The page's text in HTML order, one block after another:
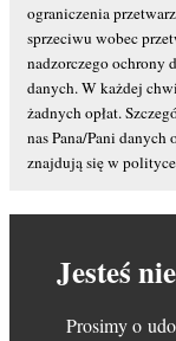
ograniczenia
sprzeciwu wobec
nadzorczego ochrony
danych. W każdej
żadnych opłat.
nas Pana/Pani danych
znajdują się w
Jesteś
Prosimy o